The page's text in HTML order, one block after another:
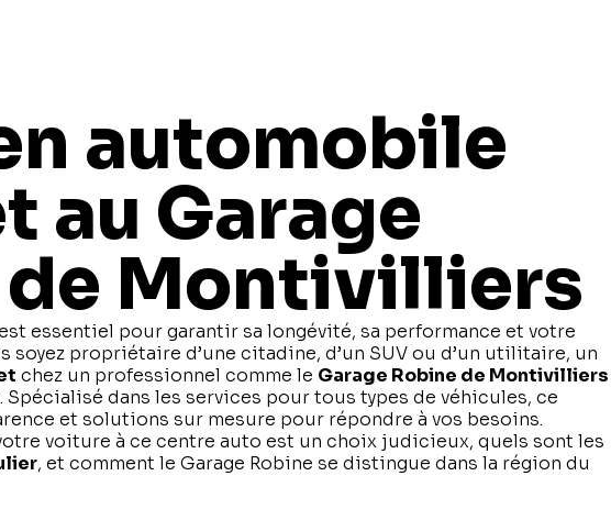
automobile
au Garage
de Montivilliers
essentiel pour garantir sa longévité, sa performance et votre
soyez propriétaire d’une citadine, d’un SUV ou d’un utilitaire, un
chez un professionnel comme le Garage Robine de Montivilliers
dans les services pour tous types de véhicules, ce
et solutions sur mesure pour répondre à vos besoins.
voiture à ce centre auto est un choix judicieux, quels sont les
, et comment le Garage Robine se distingue dans la région du